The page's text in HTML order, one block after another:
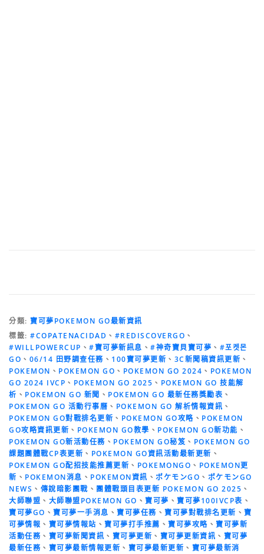
分類: 寶可夢POKEMON GO最新資訊
標籤: #COPATENACIDAD 、 #REDISCOVERGO 、
#WILLPOWERCUP 、 #寶可夢新訊息 、 #神奇寶貝寶可夢 、 #포켓몬
GO 、 06/14 田野調查任務 、 100寶可夢更新 、 3C新聞稿資訊更新 、
POKEMON 、 POKEMON GO 、 POKEMON GO 2024 、 POKEMON
GO 2024 IVCP 、 POKEMON GO 2025 、 POKEMON GO 技能解
析 、 POKEMON GO 新聞 、 POKEMON GO 最新任務獎勵表 、
POKEMON GO 活動行事曆 、 POKEMON GO 解析情報資訊 、
POKEMON GO對戰排名更新 、 POKEMON GO攻略 、 POKEMON
GO攻略資訊更新 、 POKEMON GO教學 、 POKEMON GO新功能 、
POKEMON GO新活動任務 、 POKEMON GO秘笈 、 POKEMON GO
課題團體戰CP表更新 、 POKEMON GO資訊活動最新更新 、
POKEMON GO配招技能推薦更新 、 POKEMONGO 、 POKEMON更
新 、 POKEMON消息 、 POKEMON資訊 、 ポケモンGO 、 ポケモンGO
NEWS 、 傳說暗影團戰 、 團體戰頭目表更新 POKEMON GO 2025 、
大師聯盟 、 大師聯盟POKEMON GO 、 寶可夢 、 寶可夢100IVCP表 、
寶可夢GO 、 寶可夢一手消息 、 寶可夢任務 、 寶可夢對戰排名更新 、 寶
可夢情報 、 寶可夢情報站 、 寶可夢打手推薦 、 寶可夢攻略 、 寶可夢新
活動任務 、 寶可夢新聞資訊 、 寶可夢更新 、 寶可夢更新資訊 、 寶可夢
最新任務 、 寶可夢最新情報更新 、 寶可夢最新更新 、 寶可夢最新消